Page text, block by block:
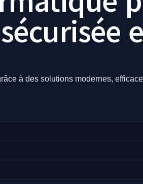
à des solutions modernes,